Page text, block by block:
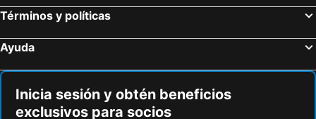
Términos y políticas
Ayuda
Inicia sesión y obtén beneficios
exclusivos para socios